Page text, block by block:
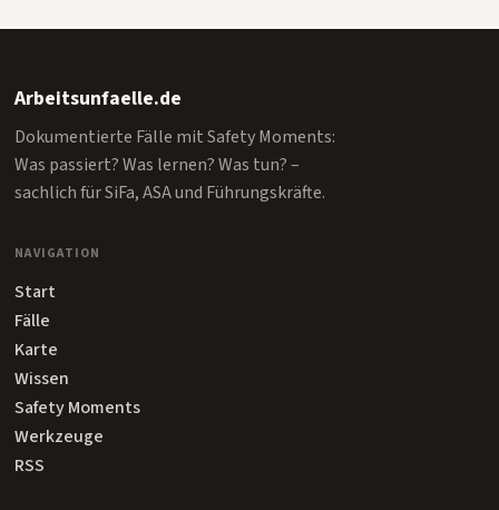
Arbeitsunfaelle.de
Dokumentierte Fälle mit Safety Moments:
Was passiert? Was lernen? Was tun? –
sachlich für SiFa, ASA und Führungskräfte.
NAVIGATION
Start
Fälle
Karte
Wissen
Safety Moments
Werkzeuge
RSS